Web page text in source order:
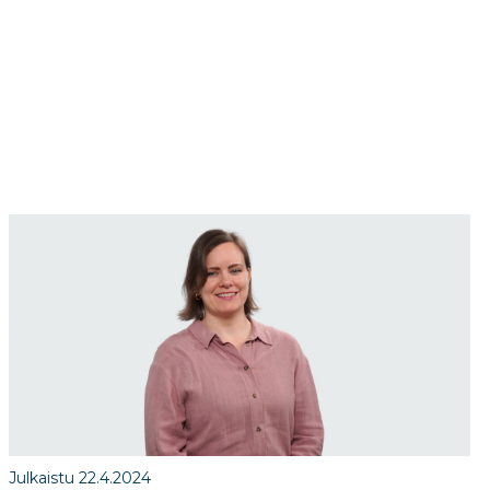
Julkaistu 22.4.2024